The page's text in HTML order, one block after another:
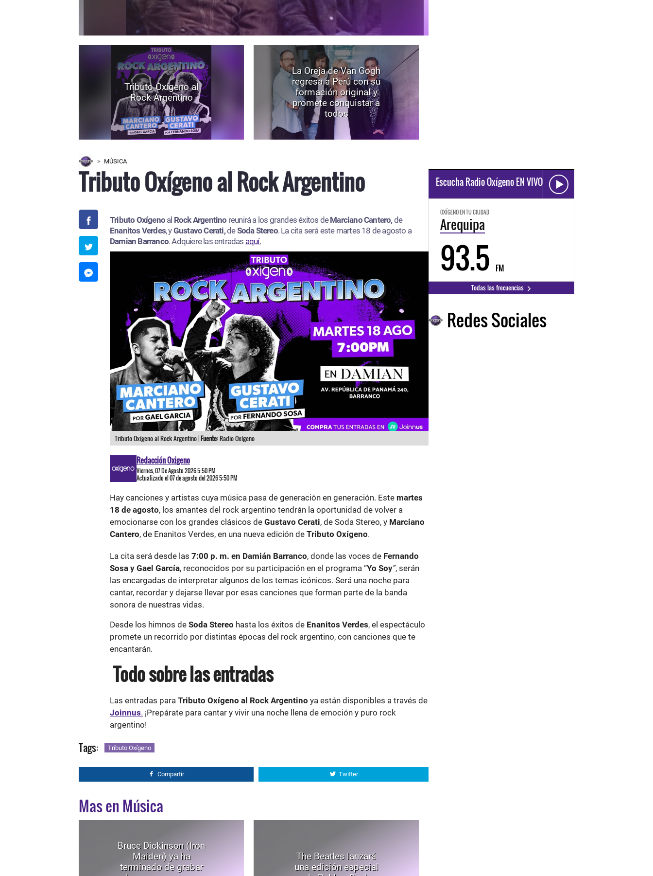
Tributo Oxígeno al
Rock Argentino
La Oreja de Van Gogh
regresa a Perú con su
formación original y
promete conquistar a
todos
MÚSICA
Tributo Oxígeno al Rock Argentino
Tributo Oxígeno al Rock Argentino reunirá a los grandes éxitos de Marciano Cantero,
de
Enanitos Verdes , y Gustavo Cerati, deSoda Stereo. La cita será este martes 18 de agosto a
Damian Barranco. Adquiere las entradasaquí.
Tributo Oxígeno al Rock Argentino |Fuente:Radio Oxígeno
Redacción Oxigeno
Viernes, 07 De Agosto 2026 5:50 PM
Actualizado el 07 de agosto del 2026 5:50 PM
Hay canciones y artistas cuya música pasa de generación en generación. Este
martes
18 de agosto
, los amantes del rock argentino tendrán la oportunidad de volver a
emocionarse con los grandes clásicos de Gustavo Cerati , de Soda Stereo, y Marciano
Cantero
, de Enanitos Verdes, en una nueva edición de Tributo Oxígeno
La cita será desde las 7:00 p. m. en Damián Barranco , donde las voces de Fernando
Sosa y Gael García
, reconocidos por su participación en el programa “Yo Soy ”, serán
las encargadas de interpretar algunos de los temas icónicos. Será una noche para
cantar, recordar y dejarse llevar por esas canciones que forman parte de la banda
sonora de nuestras vidas.
Desde los himnos de Soda Stereo hasta los éxitos de Enanitos Verdes
, el espectáculo
promete un recorrido por distintas épocas del rock argentino, con canciones que te
encantarán.
Todo sobre las entradas
Las entradas para Tributo Oxígeno al Rock Argentino
ya están disponibles a través de
Joinnus
¡Prepárate para cantar y vivir una noche llena de emoción y puro rock
argentino!
Tags: Tributo Oxígeno
Compartir Twitter
Mas en Música
Bruce Dickinson (Iron
Maiden) ya ha
terminado de grabar
las voces para su
The Beatles lanzará
una edición especial
de Rubber Soul
Escucha Radio Oxígeno EN VIVO
OXÍGENO EN TU CIUDAD
Arequipa
93.5 FM
Todas las frecuencias
Redes Sociales